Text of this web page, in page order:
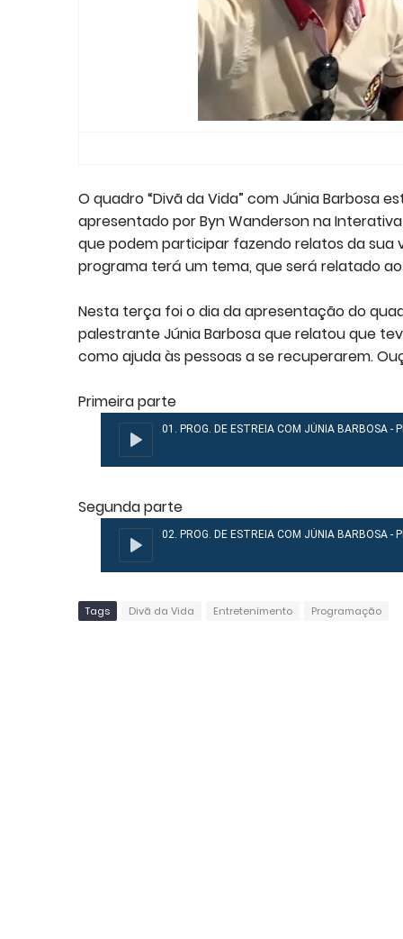
(Foto: Byn
O quadro “Divã da Vida” com Júnia Barbosa
apresentado por Byn Wanderson na
que podem participar fazendo relatos da sua
programa terá um tema, que será relatado
Nesta terça foi o dia da apresentação do
palestrante Júnia Barbosa que relatou que
como ajuda às pessoas a se recuperarem.
Primeira parte
Segunda parte
Tags Divã da Vida Entretenimento Programação